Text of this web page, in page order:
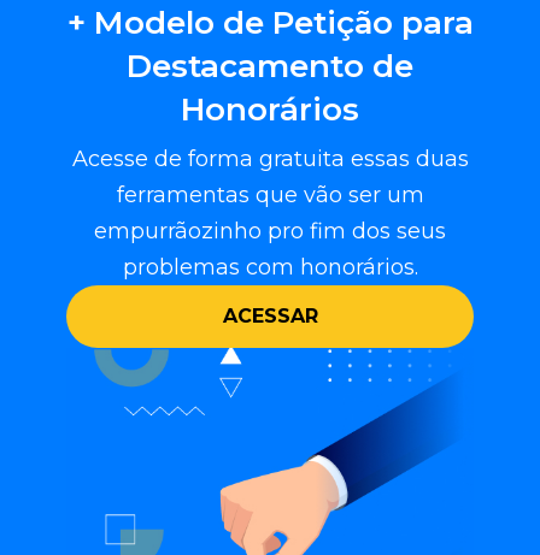
+ Modelo de Petição para
Destacamento de
Honorários
Acesse de forma gratuita essas duas
ferramentas que vão ser um
empurrãozinho pro fim dos seus
problemas com honorários.
ACESSAR